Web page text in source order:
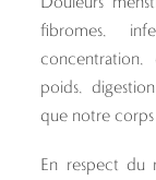
fibromes,
concentration,
poids,
que notre corps
En respect du